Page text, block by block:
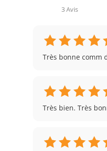
3 Avis
Très bonne comm
Très bien. Très